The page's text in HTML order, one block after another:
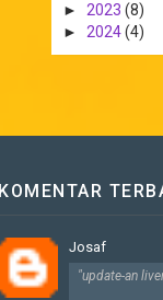
► 2023 (8)
► 2024(4)
KOMENTAR
Josaf
"update-an